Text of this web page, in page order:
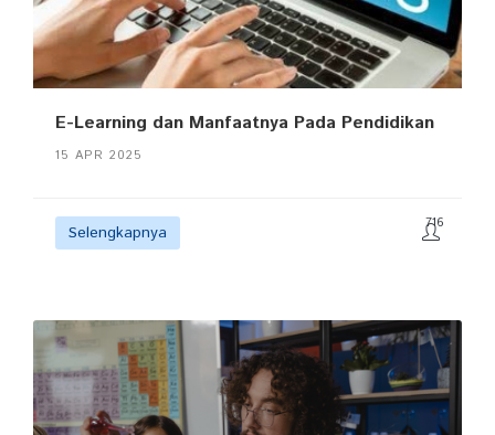
E-Learning dan Manfaatnya Pada Pendidikan
15 APR 2025
Selengkapnya 716